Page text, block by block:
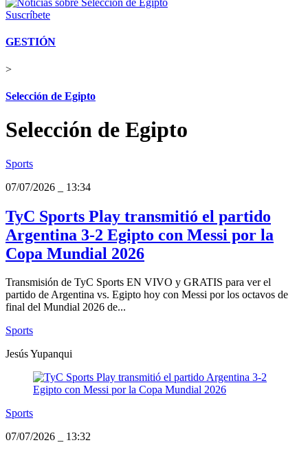
Suscríbete
GESTIÓN
>
Selección de Egipto
Selección de Egipto
Sports
07/07/2026
13:34
TyC Sports Play transmitió el partido
Argentina 3-2 Egipto con Messi por la
Copa Mundial 2026
Transmisión de TyC Sports EN VIVO y GRATIS para ver el
partido de Argentina vs. Egipto hoy con Messi por los octavos de
final del Mundial 2026 de...
Sports
Jesús Yupanqui
Sports
07/07/2026
13:32